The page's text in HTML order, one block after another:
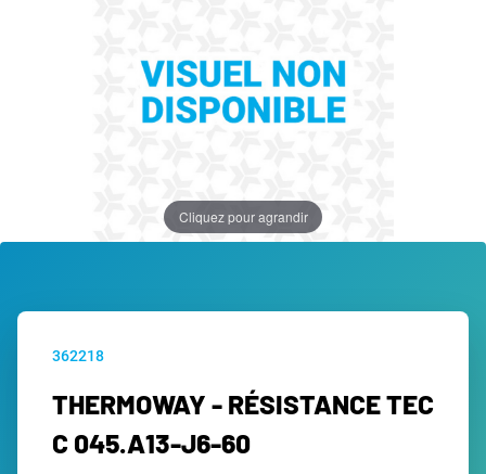
Cliquez pour agrandir
362218
THERMOWAY - RÉSISTANCE TEC
C 045.A13-J6-60